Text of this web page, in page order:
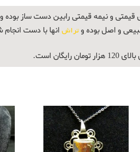
و نیمه قیمتی رابین دست ساز بوده
و اصل بوده وتراش انها با دست
است.